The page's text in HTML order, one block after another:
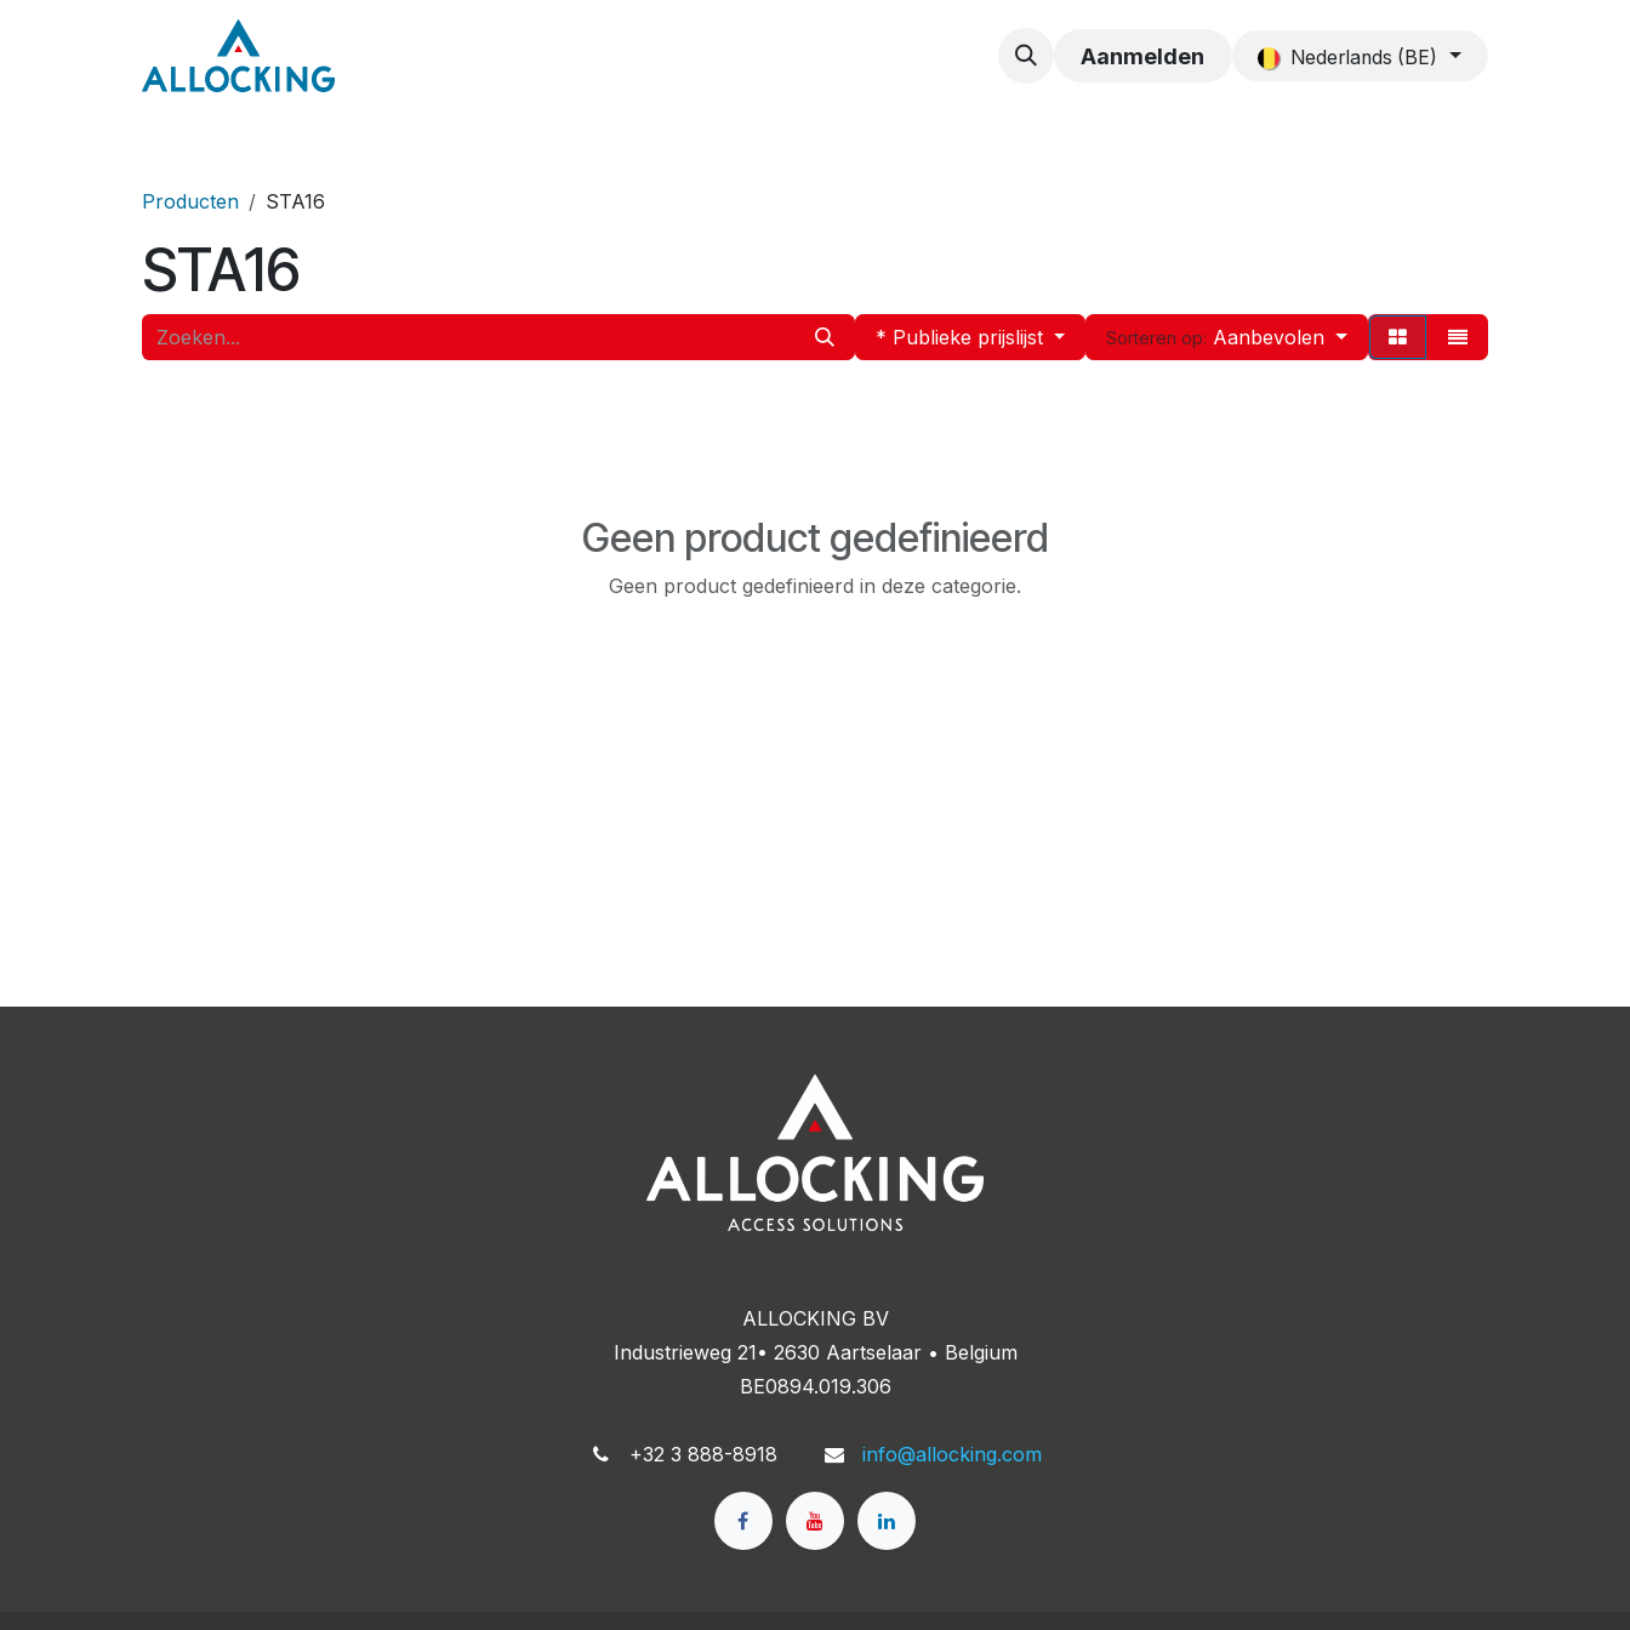
Vacatures Contact
Aanmelden Nederlands (BE)
Producten STA16
STA16
* Publieke prijslijst Sorteren op: Aanbevolen
Geen product gedefinieerd
Geen product gedefinieerd in deze categorie.
ALLOCKING BV
Industrieweg 21• 2630 Aartselaar • Belgium
BE0894.019.306
+32 3 888-8918 info@allocking.com